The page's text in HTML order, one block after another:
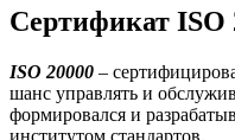
Сертификат ISO
ISO 20000 –
шанс управлять и
формировался и
институтом стандартов.